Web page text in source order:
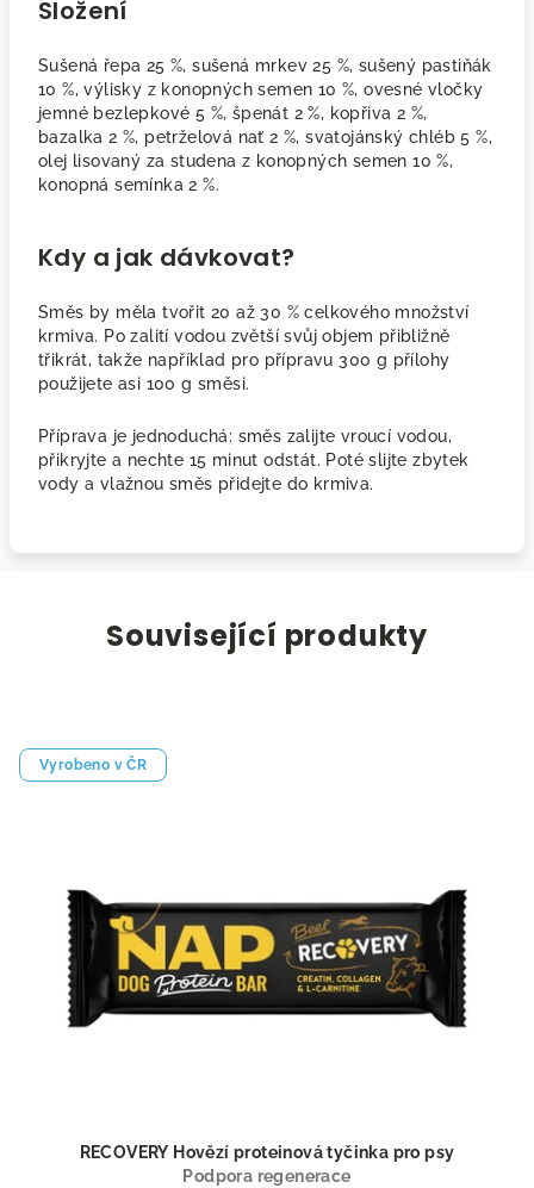
Složení
Sušená řepa 25 %, sušená mrkev 25 %, sušený pastiňák
10 %, výlisky z konopných semen 10 %, ovesné vločky
jemné bezlepkové 5 %, špenát 2 %, kopřiva 2 %,
bazalka 2 %, petrželová nať 2 %, svatojánský chléb 5 %,
olej lisovaný za studena z konopných semen 10 %,
konopná semínka 2 %.
Kdy a jak dávkovat?
Směs by měla tvořit 20 až 30 % celkového množství
krmiva. Po zalití vodou zvětší svůj objem přibližně
třikrát, takže například pro přípravu 300 g přílohy
použijete asi 100 g směsi.
Příprava je jednoduchá: směs zalijte vroucí vodou,
přikryjte a nechte 15 minut odstát. Poté slijte zbytek
vody a vlažnou směs přidejte do krmiva.
Související produkty
Vyrobeno v ČR
RECOVERY Hovězí proteinová tyčinka pro psy
Podpora regenerace